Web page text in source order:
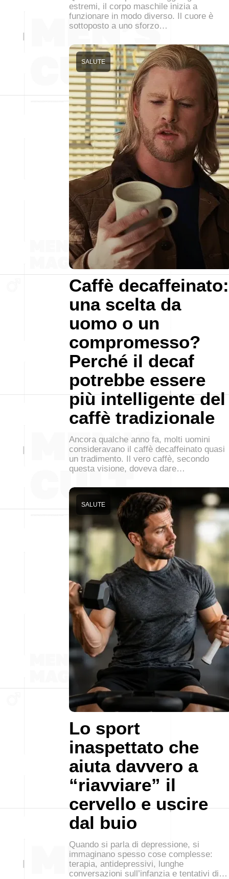
estremi, il corpo maschile inizia a
funzionare in modo diverso. Il cuore è
sottoposto a uno sforzo…
Caffè decaffeinato:
una scelta da
uomo o un
compromesso?
Perché il decaf
potrebbe essere
più intelligente del
caffè tradizionale
SALUTE
Ancora qualche anno fa, molti uomini
consideravano il caffè decaffeinato quasi
un tradimento. Il vero caffè, secondo
questa visione, doveva dare…
Lo sport
inaspettato che
aiuta davvero a
“riavviare” il
cervello e uscire
dal buio
SALUTE
Quando si parla di depressione, si
immaginano spesso cose complesse:
terapia, antidepressivi, lunghe
conversazioni sull’infanzia e tentativi di…